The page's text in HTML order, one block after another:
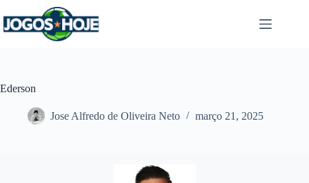
para
o
Ederson
Jose Alfredo de Oliveira Neto março 21, 2025